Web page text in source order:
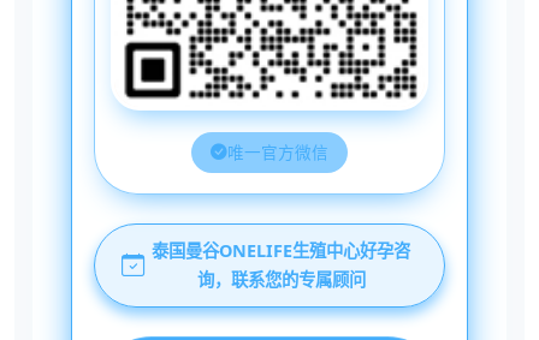
唯一官方微信
泰国曼谷ONELIFE生殖中心好孕咨
询，联系您的专属顾问